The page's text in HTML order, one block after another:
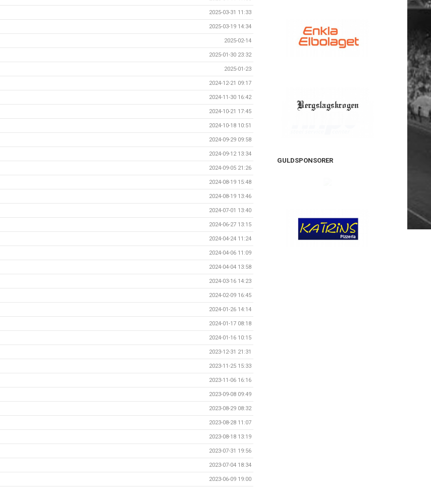
2025-03-31 11:33
2025-03-19 14:34
2025-02-14
2025-01-30 23:32
2025-01-23
2024-12-21 09:17
2024-11-30 16:42
2024-10-21 17:45
2024-10-18 10:51
2024-09-29 09:58
2024-09-12 13:34
2024-09-05 21:26
2024-08-19 15:48
2024-08-19 13:46
2024-07-01 13:40
2024-06-27 13:15
2024-04-24 11:24
2024-04-06 11:09
2024-04-04 13:58
2024-03-16 14:23
2024-02-09 16:45
2024-01-26 14:14
2024-01-17 08:18
2024-01-16 10:15
2023-12-31 21:31
2023-11-25 15:33
2023-11-06 16:16
2023-09-08 09:49
2023-08-29 08:32
2023-08-28 11:07
2023-08-18 13:19
2023-07-31 19:56
2023-07-04 18:34
2023-06-09 19:00
GULDSPONSORER